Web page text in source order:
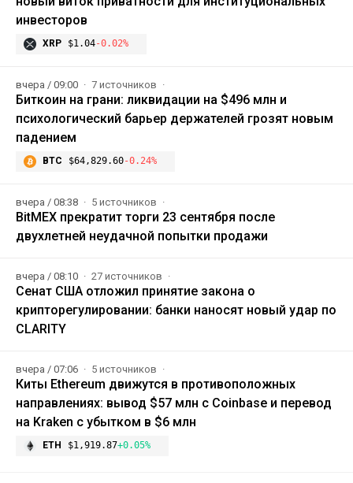
инвесторов
XRP $1.04-0.02%
вчера / 09:00 7 источников
Биткоин на грани: ликвидации на $496 млн и
психологический барьер держателей грозят новым
падением
BTC $64,829.60-0.24%
вчера / 08:38 5 источников
BitMEX прекратит торги 23 сентября после
двухлетней неудачной попытки продажи
вчера / 08:10 27 источников
Сенат США отложил принятие закона о
крипторегулировании: банки наносят новый удар по
CLARITY
вчера / 07:06 5 источников
Киты Ethereum движутся в противоположных
направлениях: вывод $57 млн с Coinbase и перевод
на Kraken с убытком в $6 млн
ETH $1,919.87+0.05%